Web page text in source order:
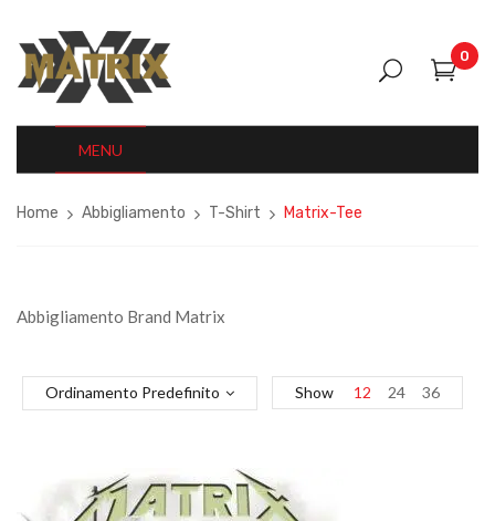
0
MENU
Home Abbigliamento T-Shirt Matrix-Tee
Abbigliamento Brand Matrix
Ordinamento Predefinito Show 12 24 36